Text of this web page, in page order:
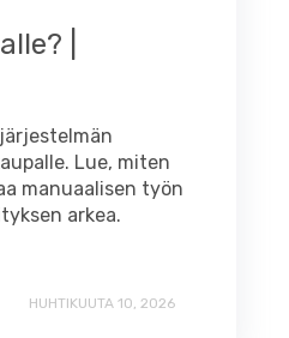
|
Lue, miten
manuaalisen työn
arkea.
HUHTIKUUTA 10, 2026